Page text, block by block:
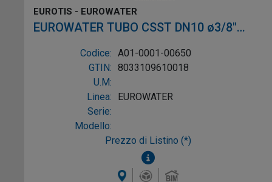
maggiori enti di certificazione nazionali
e internazionali.
del gruppo industriale Dall'Era Valerio,
pioniere nella produzione di
raccordi e componenti in ottone
EUROTIS - EUROWATER
EUROWATER TUBO CSST DN10 ø3/8"
L.2m AISI304 W-1P
Codice: A01-0001-00650
GTIN: 8033109610018
U.M:
Linea:
EUROWATER
Serie:
Modello:
Prezzo di Listino (*)